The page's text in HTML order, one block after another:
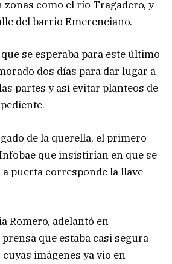
como el río Tragadero, y
del barrio Emerenciano.
se esperaba para este último
dos días para dar lugar a
partes y así evitar planteos de
de la querella, el primero
que insistirían en que se
puerta corresponde la llave
Romero, adelantó en
que estaba casi segura
imágenes ya vio en